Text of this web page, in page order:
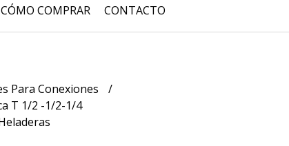
CÓMO COMPRAR CONTACTO
Para Conexiones
T 1/2 -1/2-1/4